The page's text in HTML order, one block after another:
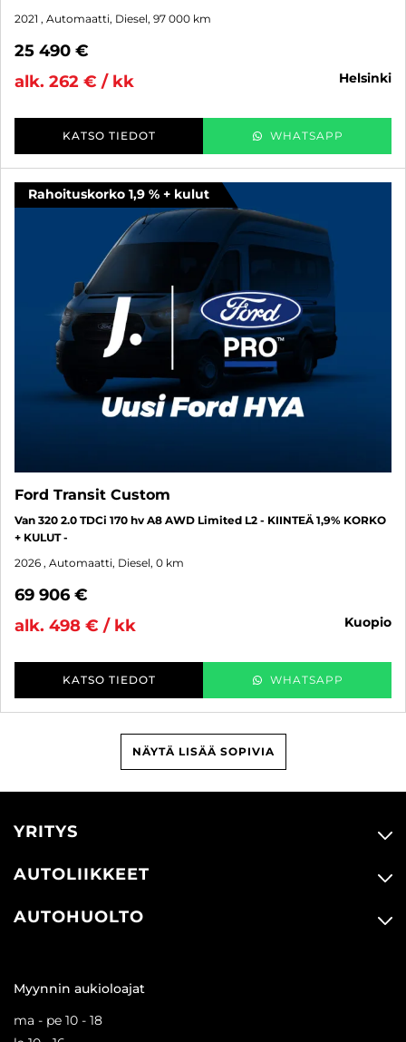
2021 , Automaatti, Diesel, 97 000 km
25 490 €
alk. 262 € / kk
helsinki
KATSO TIEDOT WHATSAPP
Rahoituskorko 1,9 % + kulut
Ford Transit Custom
Van 320 2.0 TDCi 170 hv A8 AWD Limited L2 - KIINTEÄ 1,9% KORKO
+ KULUT -
2026 , Automaatti, Diesel, 0 km
69 906 €
alk. 498 € / kk
kuopio
KATSO TIEDOT WHATSAPP
NÄYTÄ LISÄÄ SOPIVIA
YRITYS
AUTOLIIKKEET
AUTOHUOLTO
Myynnin aukioloajat
ma - pe 10 - 18